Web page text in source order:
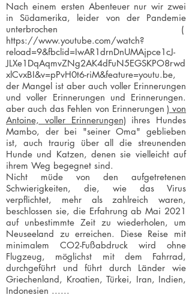
Nach einem ersten Abenteuer nur wir zwei
in Südamerika, leider von der Pandemie
unterbrochen (
https://www.youtube.com/watch?
reload=9&fbclid=IwAR1drnDnUMAjpce1cJ-
JLXe1DqAqmvZNg2AK4dFuN5EGSKPO8rwd
xlCvxBI&v=pPvH0t6-riM&feature=youtu.be,
der Mangel ist aber auch voller Erinnerungen
und voller Erinnerungen und Erinnerungen.
aber auch das Fehlen von Erinnerungen ) von
Antoine, voller Erinnerungen) ihres Hundes
Mambo, der bei "seiner Oma" geblieben
ist, auch traurig über all die streunenden
Hunde und Katzen, denen sie vielleicht auf
ihrem Weg begegnet sind.
Nicht müde von den aufgetretenen
Schwierigkeiten, die, wie das Virus
verpflichtet, mehr als zahlreich waren,
beschlossen sie, die Erfahrung ab Mai 2021
auf unbestimmte Zeit zu wiederholen, um
Neuseeland zu erreichen. Diese Reise mit
minimalem CO2-Fußabdruck wird ohne
Flugzeug, möglichst mit dem Fahrrad,
durchgeführt und führt durch Länder wie
Griechenland, Kroatien, Türkei, Iran, Indien,
Indonesien ......